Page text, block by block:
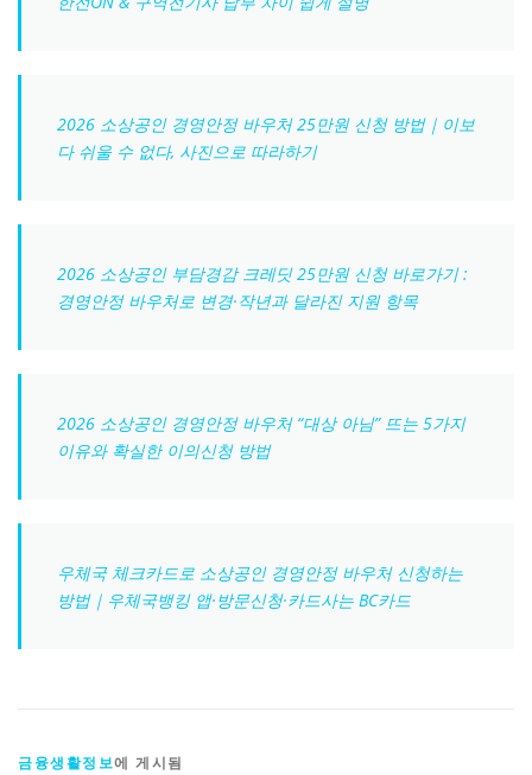
2026 소상공인 경영안정 바우처 25만원 신청 방법｜이보
다 쉬울 수 없다, 사진으로 따라하기
2026 소상공인 부담경감 크레딧 25만원 신청 바로가기 :
경영안정 바우처로 변경·작년과 달라진 지원 항목
2026 소상공인 경영안정 바우처 “대상 아님” 뜨는 5가지
이유와 확실한 이의신청 방법
우체국 체크카드로 소상공인 경영안정 바우처 신청하는
방법｜우체국뱅킹 앱·방문신청·카드사는 BC카드
금융생활정보에 게시됨